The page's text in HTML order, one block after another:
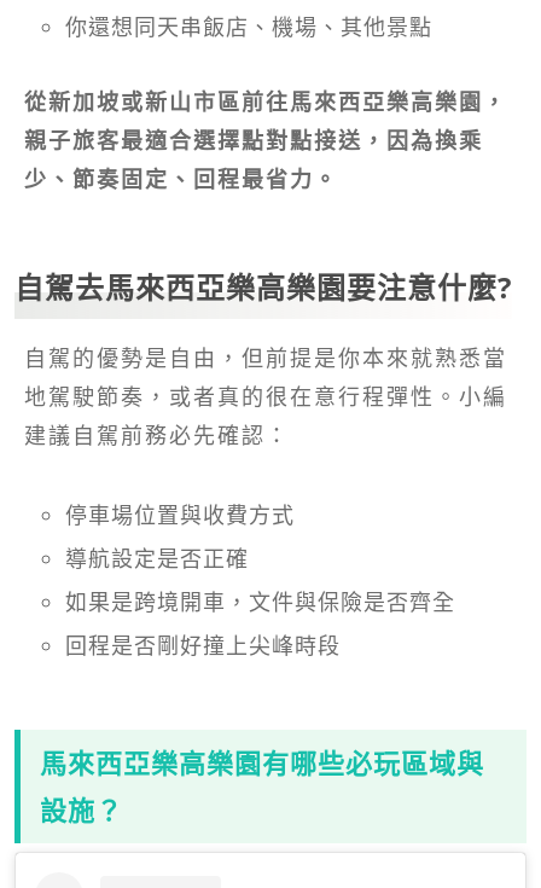
你還想同天串飯店、機場、其他景點
從新加坡或新山市區前往馬來西亞樂高樂園，
親子旅客最適合選擇點對點接送，因為換乘
少、節奏固定、回程最省力。
自駕去馬來西亞樂高樂園要注意什麼?
自駕的優勢是自由，但前提是你本來就熟悉當
地駕駛節奏，或者真的很在意行程彈性。小編
建議自駕前務必先確認：
停車場位置與收費方式
導航設定是否正確
如果是跨境開車，文件與保險是否齊全
回程是否剛好撞上尖峰時段
馬來西亞樂高樂園有哪些必玩區域與
設施？